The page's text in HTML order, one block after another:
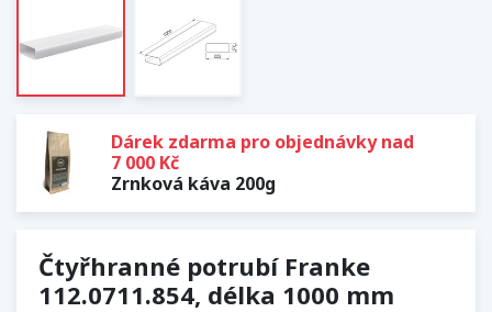
Dárek zdarma pro objednávky nad
7 000 Kč
Zrnková káva 200g
Čtyřhranné potrubí Franke
112.0711.854, délka 1000 mm